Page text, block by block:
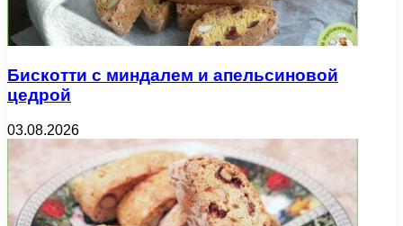
Бискотти с миндалем и апельсиновой
цедрой
03.08.2026